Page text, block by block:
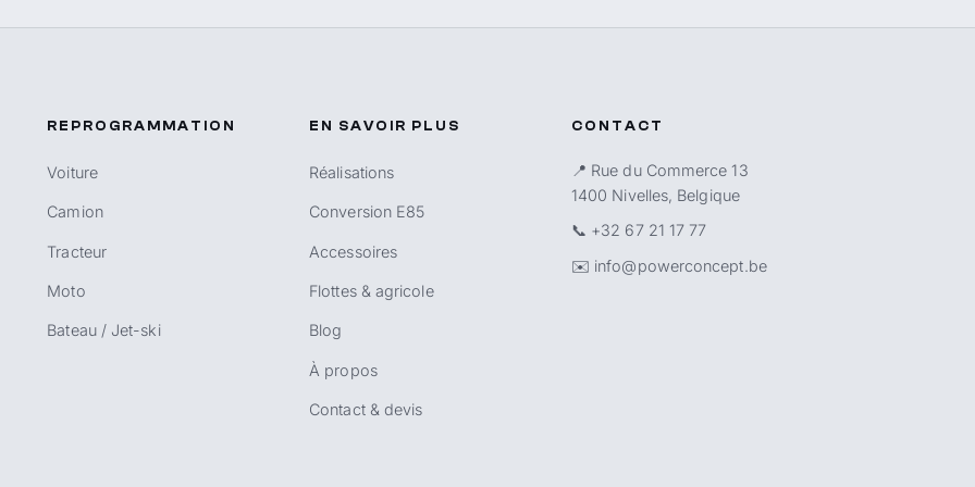
REPROGRAMMATION
Voiture
Camion
Tracteur
Moto
Bateau / Jet-ski
EN SAVOIR PLUS
Réalisations
Conversion E85
Accessoires
Flottes & agricole
Blog
À propos
Contact & devis
CONTACT
📍 Rue du Commerce 13
1400 Nivelles, Belgique
📞 +32 67 21 17 77
✉️ info@powerconcept.be